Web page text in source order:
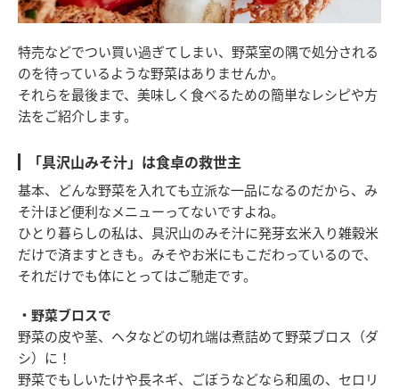
特売などでつい買い過ぎてしまい、野菜室の隅で処分される
のを待っているような野菜はありませんか。
それらを最後まで、美味しく食べるための簡単なレシピや方
法をご紹介します。
「具沢山みそ汁」は食卓の救世主
基本、どんな野菜を入れても立派な一品になるのだから、み
そ汁ほど便利なメニューってないですよね。
ひとり暮らしの私は、具沢山のみそ汁に発芽玄米入り雑穀米
だけで済ますときも。みそやお米にもこだわっているので、
それだけでも体にとってはご馳走です。
・野菜ブロスで
野菜の皮や茎、ヘタなどの切れ端は煮詰めて野菜ブロス（ダ
シ）に！
野菜でもしいたけや長ネギ、ごぼうなどなら和風の、セロリ